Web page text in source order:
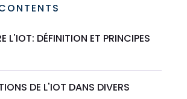
L'IOT: DÉFINITION ET PRINCIPES
DE L'IOT DANS DIVERS